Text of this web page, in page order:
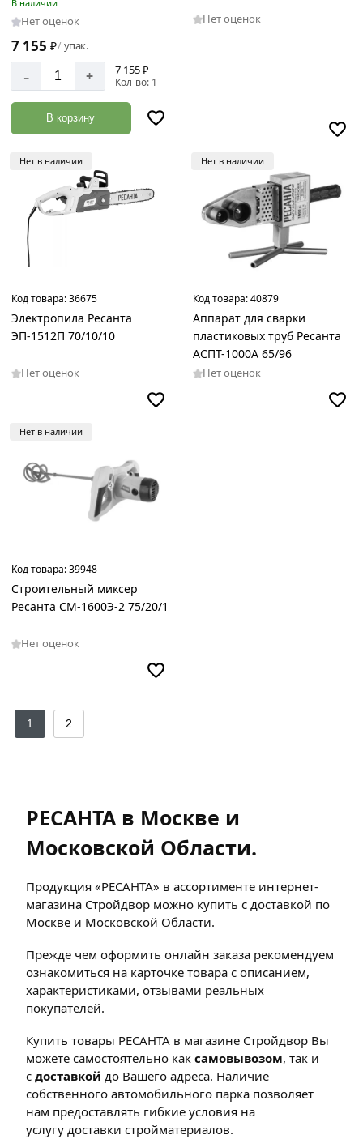
В наличии
Нет оценок
7 155 ₽/ упак.
- + 7 155 ₽
Кол-во: 1
В корзину
Нет оценок
Нет в наличии
Код товара:36675
Электропила Ресанта
ЭП-1512П 70/10/10
Нет оценок
Нет в наличии
Код товара:40879
Аппарат для сварки
пластиковых труб Ресанта
АСПТ-1000А 65/96
Нет оценок
Нет в наличии
Код товара:39948
Строительный миксер
Ресанта СМ-1600Э-2 75/20/1
Нет оценок
1 2
РЕСАНТА в Москве и
Московской Области.
Продукция «РЕСАНТА» в ассортименте интернет-
магазина Стройдвор можно купить с доставкой по
Москве и Московской Области.
Прежде чем оформить онлайн заказа рекомендуем
ознакомиться на карточке товара с описанием,
характеристиками, отзывами реальных
покупателей.
Купить товары РЕСАНТА в магазине Стройдвор Вы
можете самостоятельно как самовывозом, так и
с доставкой до Вашего адреса. Наличие
собственного автомобильного парка позволяет
нам предоставлять гибкие условия на
услугу доставки стройматериалов.